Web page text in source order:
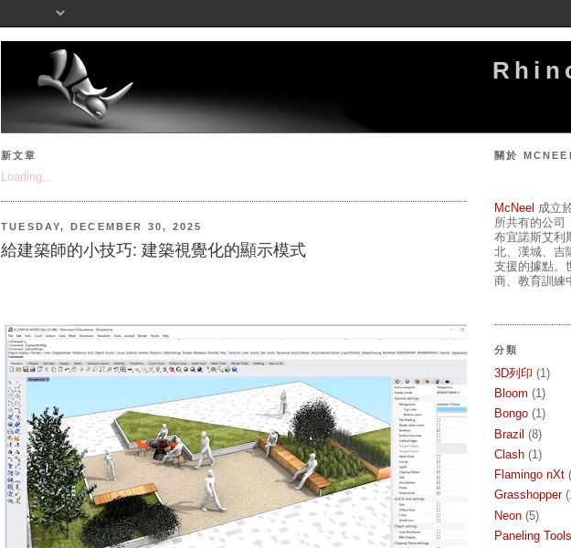
新文章
Loading...
TUESDAY, DECEMBER 30, 2025
給建築師的小技巧: 建築視覺化的顯示模式
關於
McNeel 成立
所共有的公司
布宜諾斯艾利
北、漢城、吉
支援的據點。
商、教育訓練
分類
3D列印 (1)
Bloom (1)
Bongo (1)
Brazil (8)
Clash (1)
Flamingo nXt
Grasshopper
Neon (5)
Paneling Tools